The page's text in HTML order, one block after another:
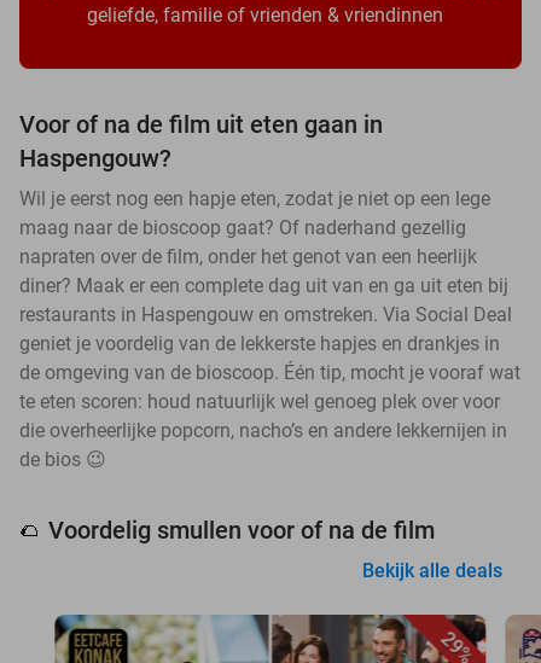
geliefde, familie of vrienden & vriendinnen
Voor of na de film uit eten gaan in
Haspengouw?
Wil je eerst nog een hapje eten, zodat je niet op een lege
maag naar de bioscoop gaat? Of naderhand gezellig
napraten over de film, onder het genot van een heerlijk
diner? Maak er een complete dag uit van en ga uit eten bij
restaurants in Haspengouw en omstreken. Via Social Deal
geniet je voordelig van de lekkerste hapjes en drankjes in
de omgeving van de bioscoop. Één tip, mocht je vooraf wat
te eten scoren: houd natuurlijk wel genoeg plek over voor
die overheerlijke popcorn, nacho’s en andere lekkernijen in
de bios 😉
🌮 Voordelig smullen voor of na de film
Bekijk alle deals
29%